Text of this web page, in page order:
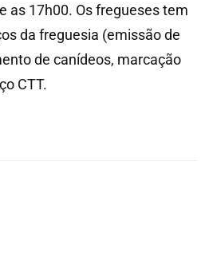
as 17h00. Os fregueses tem
da freguesia (emissão de
de canídeos, marcação
CTT.